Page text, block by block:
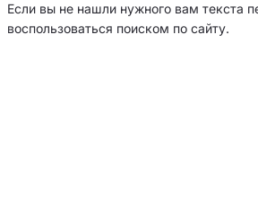
Если вы не нашли нужного вам текста
воспользоваться поиском по сайту.